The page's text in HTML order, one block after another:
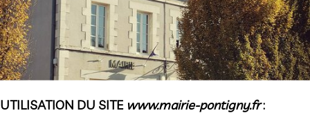
UTILISATION DU SITE www.mairie-pontigny.fr: